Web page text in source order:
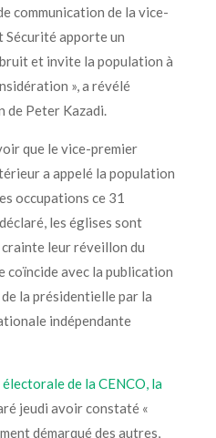
communication de la vice-
Sécurité apporte un
et invite la population à
», a révélé
de Peter Kazadi.
que le vice-premier
a appelé la population
occupations ce 31
les églises sont
leur réveillon du
coïncide avec la publication
la présidentielle par la
indépendante
de la CENCO, la
jeudi avoir constaté «
démarqué des autres,